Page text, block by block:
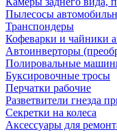
Пылесосы
Транспондеры
Кофеварки и чайники
Автоинверторы
Полировальные
Буксировочные тросы
Перчатки рабочие
Разветвители гнезда
Секретки на колеса
Аксессуары для